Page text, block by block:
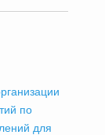
по
для